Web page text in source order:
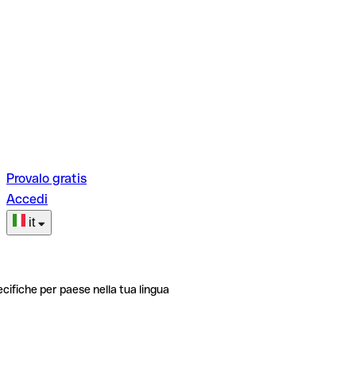
Provalo gratis
Accedi
it
per paese nella tua lingua